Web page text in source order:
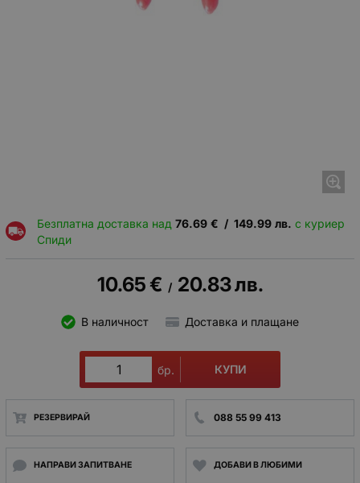
Безплатна доставка над 76.69 € / 149.99 лв. с куриер
Спиди
10.65€ / 20.83лв.
В наличност Доставка и плащане
бр. КУПИ
РЕЗЕРВИРАЙ 088 55 99 413
НАПРАВИ ЗАПИТВАНЕ ДОБАВИ В ЛЮБИМИ